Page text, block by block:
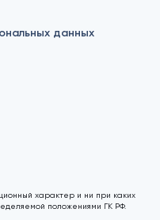
данных
характер и ни при каких
положениями ГК РФ.